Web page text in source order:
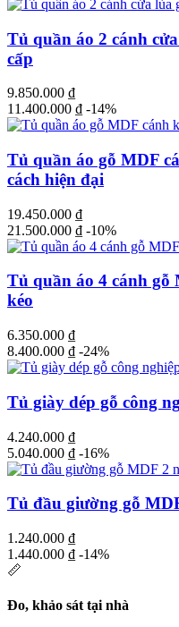
Tủ quần áo 2 cánh
cấp
9.850.000 ₫
11.400.000 ₫ -14%
Tủ quần áo gỗ MDF
cách hiện đại
19.450.000 ₫
21.500.000 ₫ -10%
Tủ quần áo 4 cánh gỗ
kéo
6.350.000 ₫
8.400.000 ₫ -24%
Tủ giày dép gỗ công
4.240.000 ₫
5.040.000 ₫ -16%
Tủ đầu giường gỗ
1.240.000 ₫
1.440.000 ₫ -14%
📏
Đo, khảo sát tại nhà